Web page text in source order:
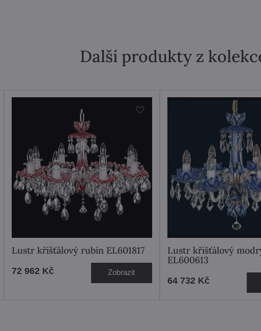
Další produkty z
Lustr křišťálový rubín EL601817
72 962 Kč Zobrazit
Lustr křišťálový
EL600613
64 732 Kč